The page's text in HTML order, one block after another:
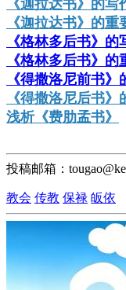
《迦拉达书》的写
《迦拉达书》的重
《格林多后书》的
《格林多后书》的
《得撒洛尼前书
《得撒洛尼后书
浅析《费肋孟书》
投稿邮箱：
教会 传教 保禄 皈依